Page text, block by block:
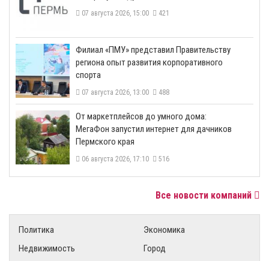
07 августа 2026, 15:00 421
​Филиал «ПМУ» представил Правительству
региона опыт развития корпоративного
спорта
07 августа 2026, 13:00 488
От маркетплейсов до умного дома:
МегаФон запустил интернет для дачников
Пермского края
06 августа 2026, 17:10 516
Все новости компаний
Политика
Экономика
Недвижимость
Город